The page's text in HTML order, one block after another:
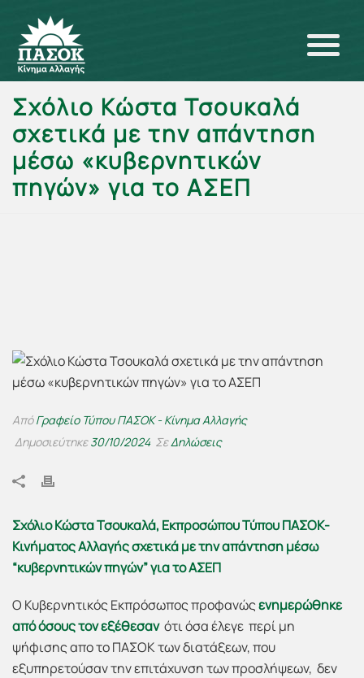
Σχόλιο Κώστα Τσουκαλά
σχετικά με την απάντηση
μέσω «κυβερνητικών
πηγών» για το ΑΣΕΠ
ΑπόΓραφείο Τύπου ΠΑΣΟΚ - Κίνημα Αλλαγής
Δημοσιεύτηκε30/10/2024 ΣεΔηλώσεις
Σχόλιο Κώστα Τσουκαλά, Εκπροσώπου Τύπου ΠΑΣΟΚ-
Κινήματος Αλλαγής σχετικά με την απάντηση μέσω
“κυβερνητικών πηγών” για το ΑΣΕΠ
Ο Κυβερνητικός Εκπρόσωπος προφανώςενημερώθηκε
από όσους τον εξέθεσανότι όσα έλεγε περί μη
ψήφισης απο το ΠΑΣΟΚ των διατάξεων, που
εξυπηρετούσαν την επιτάχυνση των προσλήψεων, δεν